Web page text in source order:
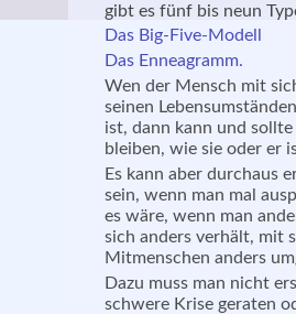
gibt es fünf bis neun
Das Big-Five-Modell
Das Enneagramm.
Wen der Mensch mit
seinen
ist, dann kann und sollte
bleiben, wie sie oder er
Es kann aber durchaus
sein, wenn man mal
es wäre, wenn man
sich anders verhält, mit
Mitmenschen anders
Dazu muss man nicht
schwere Krise geraten